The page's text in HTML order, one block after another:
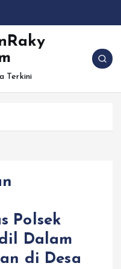
Terkini
Polsek
Dalam
di Desa